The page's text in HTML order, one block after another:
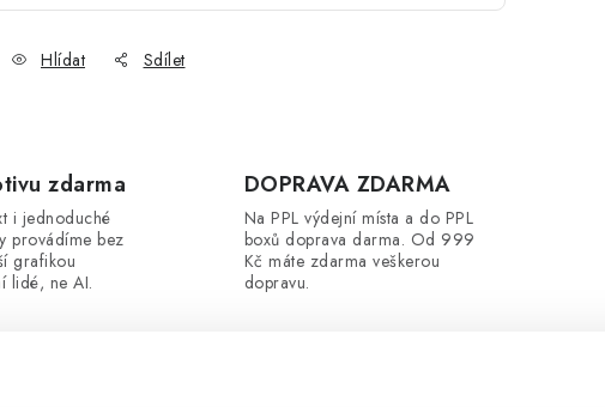
Hlídat Sdílet
zdarma
i jednoduché
provádíme bez
grafikou
lidé, ne AI.
DOPRAVA ZDARMA
Na PPL výdejní místa a do PPL
boxů doprava darma. Od 999
Kč máte zdarma veškerou
dopravu.